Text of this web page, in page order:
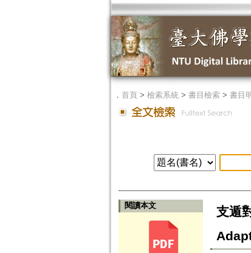
． 首頁> 檢索系統> 書目檢索> 書目
閱讀本文
支遁